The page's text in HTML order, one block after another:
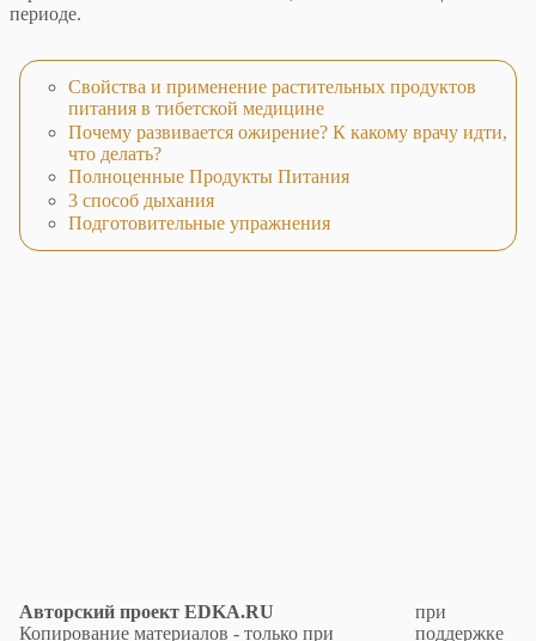
периоде.
Свойства и применение растительных продуктов
питания в тибетской медицине
Почему развивается ожирение? К какому врачу идти,
что делать?
Полноценные Продукты Питания
3 способ дыхания
Подготовительные упражнения
Авторский проект EDKA.RU
Копирование материалов - только при
при
поддержке